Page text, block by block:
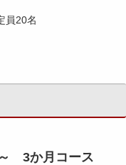
20名
3か月コース